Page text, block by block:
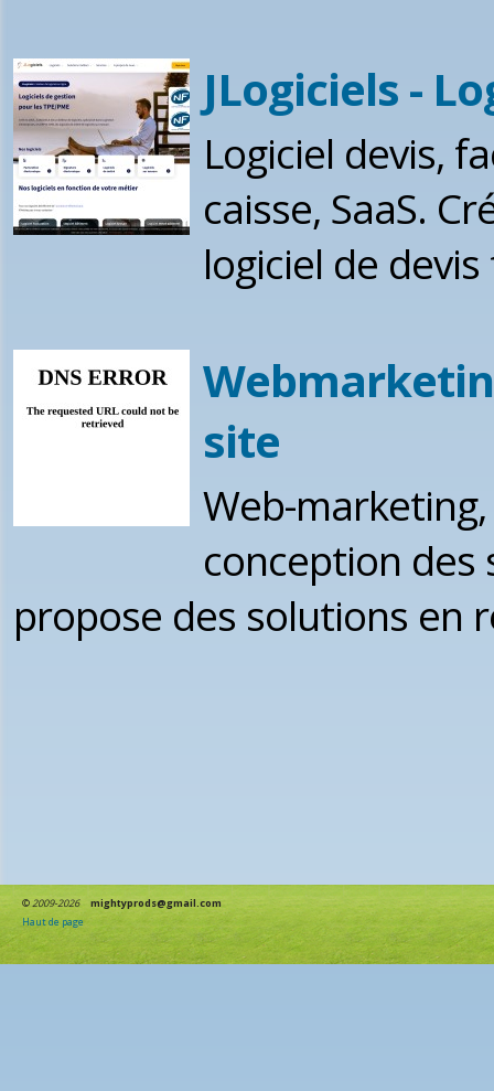
JLogiciels -
Logiciel devis,
caisse, SaaS.
logiciel de
site
Web-
conception des
propose des solutions en
©2009-2026
mightyprods@gmail.com
Haut de page